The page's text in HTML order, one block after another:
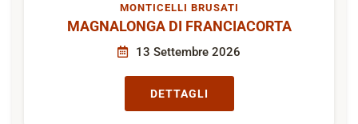
MONTICELLI BRUSATI
MAGNALONGA DI FRANCIACORTA
13 Settembre 2026
DETTAGLI